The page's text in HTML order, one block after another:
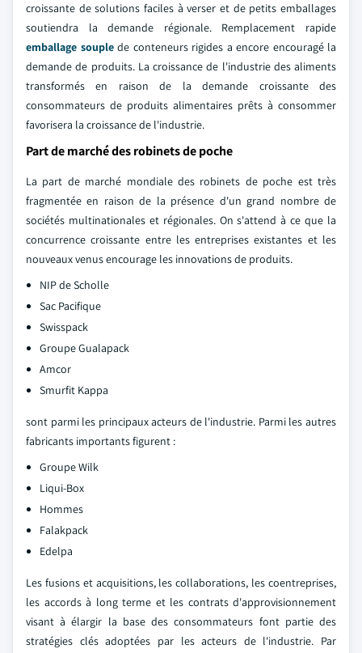
croissante de solutions faciles à verser et de petits emballages
soutiendra la demande régionale. Remplacement rapide
emballage souplede conteneurs rigides a encore encouragé la
demande de produits. La croissance de l'industrie des aliments
transformés en raison de la demande croissante des
consommateurs de produits alimentaires prêts à consommer
favorisera la croissance de l'industrie.
Part de marché des robinets de poche
La part de marché mondiale des robinets de poche est très
fragmentée en raison de la présence d'un grand nombre de
sociétés multinationales et régionales. On s'attend à ce que la
concurrence croissante entre les entreprises existantes et les
nouveaux venus encourage les innovations de produits.
NIP de Scholle
Sac Pacifique
Swisspack
Groupe Gualapack
Amcor
Smurfit Kappa
sont parmi les principaux acteurs de l'industrie. Parmi les autres
fabricants importants figurent :
Groupe Wilk
Liqui-Box
Hommes
Falakpack
Edelpa
Les fusions et acquisitions, les collaborations, les coentreprises,
les accords à long terme et les contrats d'approvisionnement
visant à élargir la base des consommateurs font partie des
stratégies clés adoptées par les acteurs de l'industrie. Par